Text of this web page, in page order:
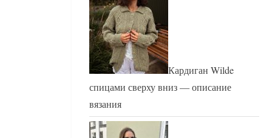
Кардиган Wilde
спицами сверху вниз — описание
вязания